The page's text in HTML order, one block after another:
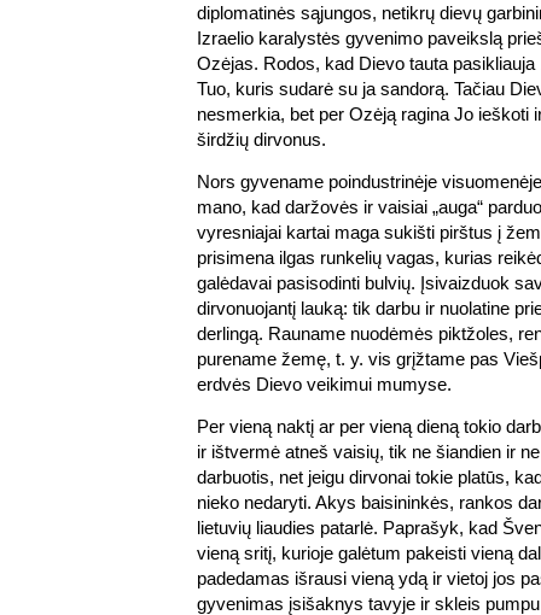
diplomatinės sąjungos, netikrų dievų
Izraelio karalystės gyvenimo paveikslą
Ozėjas. Rodos, kad Dievo tauta
Tuo, kuris sudarė su ja sandorą. Tačiau
nesmerkia, bet per Ozėją ragina Jo ieškoti
širdžių dirvonus.
Nors gyvename poindustrinėje
mano, kad daržovės ir vaisiai „auga“
vyresniajai kartai maga sukišti pirštus į
prisimena ilgas runkelių vagas, kurias
galėdavai pasisodinti bulvių. Įsivaizduok
dirvonuojantį lauką: tik darbu ir nuolatine
derlingą. Rauname nuodėmės piktžoles,
purename žemę, t. y. vis grįžtame pas
erdvės Dievo veikimui mumyse.
Per vieną naktį ar per vieną dieną tokio
ir ištvermė atneš vaisių, tik ne šiandien ir
darbuotis, net jeigu dirvonai tokie platūs,
nieko nedaryti. Akys baisininkės, rankos
lietuvių liaudies patarlė. Paprašyk, kad
vieną sritį, kurioje galėtum pakeisti vieną
padedamas išrausi vieną ydą ir vietoj jos
gyvenimas įsišaknys tavyje ir skleis